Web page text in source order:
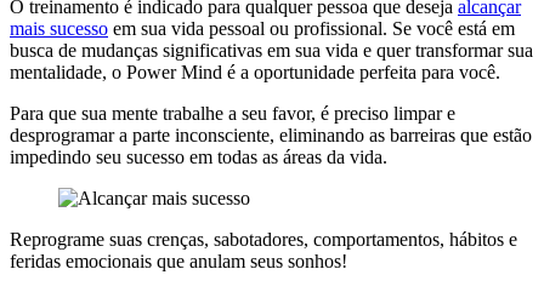
O treinamento é indicado para qualquer pessoa que deseja alcançar
mais sucesso em sua vida pessoal ou profissional. Se você está em
busca de mudanças significativas em sua vida e quer transformar sua
mentalidade, o Power Mind é a oportunidade perfeita para você.
Para que sua mente trabalhe a seu favor, é preciso limpar e
desprogramar a parte inconsciente, eliminando as barreiras que estão
impedindo seu sucesso em todas as áreas da vida.
Reprograme suas crenças, sabotadores, comportamentos, hábitos e
feridas emocionais que anulam seus sonhos!